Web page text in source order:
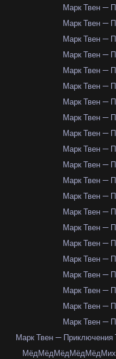
Марк Твен —
Марк Твен —
Марк Твен —
Марк Твен —
Марк Твен —
Марк Твен —
Марк Твен —
Марк Твен —
Марк Твен —
Марк Твен —
Марк Твен —
Марк Твен —
Марк Твен —
Марк Твен —
Марк Твен —
Марк Твен —
Марк Твен —
Марк Твен —
Марк Твен —
Марк Твен —
Марк Твен —
Марк Твен — Приключения
МёдМёдМёдМёдМёд